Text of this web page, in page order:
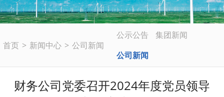
首页 > 新闻中心 > 公司新闻
公示公告
集团新闻
公司新闻
财务公司党委召开2024年度党员领导